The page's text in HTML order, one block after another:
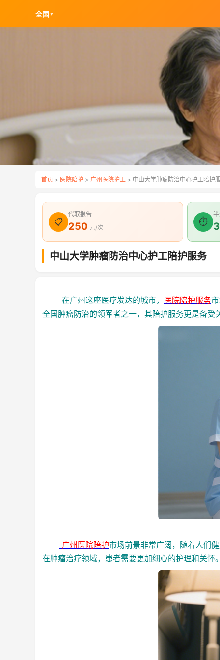
全国 ▼
首页 > 医院陪护 > 广州医院护工 > 中山大学肿瘤防治中心护工陪护
📋
代取报告
250 元/次
⏱
中山大学肿瘤防治中心护工陪护服务
在广州这座医疗发达的城市， 医院陪护服务
全国肿瘤防治的领军者之一，其陪护服务更是备
广州医院陪护市场前景非常广阔，随着人们
在肿瘤治疗领域，患者需要更加细心的护理和关